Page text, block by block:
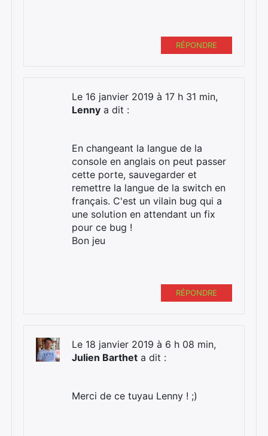
RÉPONDRE
Le 16 janvier 2019 à 17 h 31 min,
Lenny a dit :
En changeant la langue de la
console en anglais on peut passer
cette porte, sauvegarder et
remettre la langue de la switch en
français. C'est un vilain bug qui a
une solution en attendant un fix
pour ce bug !
Bon jeu
RÉPONDRE
Le 18 janvier 2019 à 6 h 08 min,
Julien Barthet a dit :
Merci de ce tuyau Lenny ! ;)